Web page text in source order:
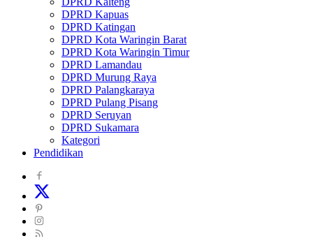
DPRD Kapuas
DPRD Katingan
DPRD Kota Waringin Barat
DPRD Kota Waringin Timur
DPRD Lamandau
DPRD Murung Raya
DPRD Palangkaraya
DPRD Pulang Pisang
DPRD Seruyan
DPRD Sukamara
Kategori
Pendidikan